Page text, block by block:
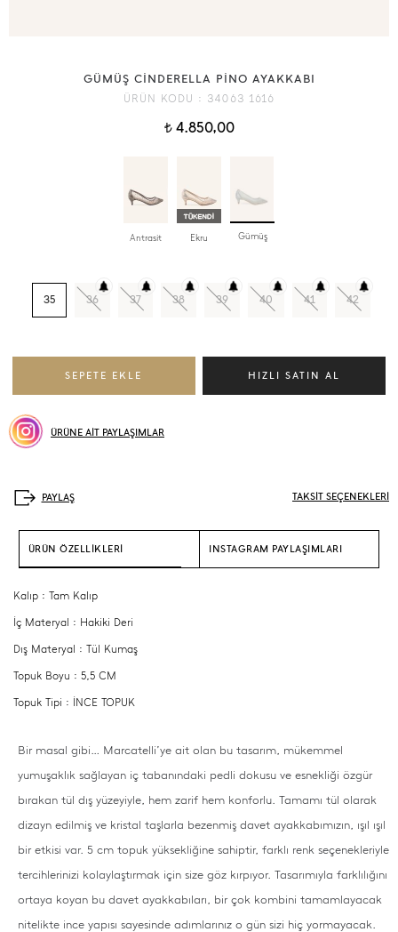
GÜMÜŞ CİNDERELLA PİNO AYAKKABI
ÜRÜN KODU : 34063 1616
t4.850,00
Antrasit Ekru Gümüş
35 36 37 38 39 40 41 42
ÜRÜNE AİT PAYLAŞIMLAR
TAKSİT SEÇENEKLERİ
ÜRÜN ÖZELLİKLERİ INSTAGRAM PAYLAŞIMLARI
Kalıp : Tam Kalıp
İç Materyal : Hakiki Deri
Dış Materyal : Tül Kumaş
Topuk Boyu : 5,5 CM
Topuk Tipi : İNCE TOPUK
Bir masal gibi… Marcatelli’ye ait olan bu tasarım, mükemmel
yumuşaklık sağlayan iç tabanındaki pedli dokusu ve esnekliği özgür
bırakan tül dış yüzeyiyle, hem zarif hem konforlu. Tamamı tül olarak
dizayn edilmiş ve kristal taşlarla bezenmiş davet ayakkabımızın, ışıl ışıl
bir etkisi var. 5 cm topuk yüksekliğine sahiptir, farklı renk seçenekleriyle
tercihlerinizi kolaylaştırmak için size göz kırpıyor. Tasarımıyla farklılığını
ortaya koyan bu davet ayakkabıları, bir çok kombini tamamlayacak
nitelikte ince yapısı sayesinde adımlarınız o gün sizi hiç yormayacak.